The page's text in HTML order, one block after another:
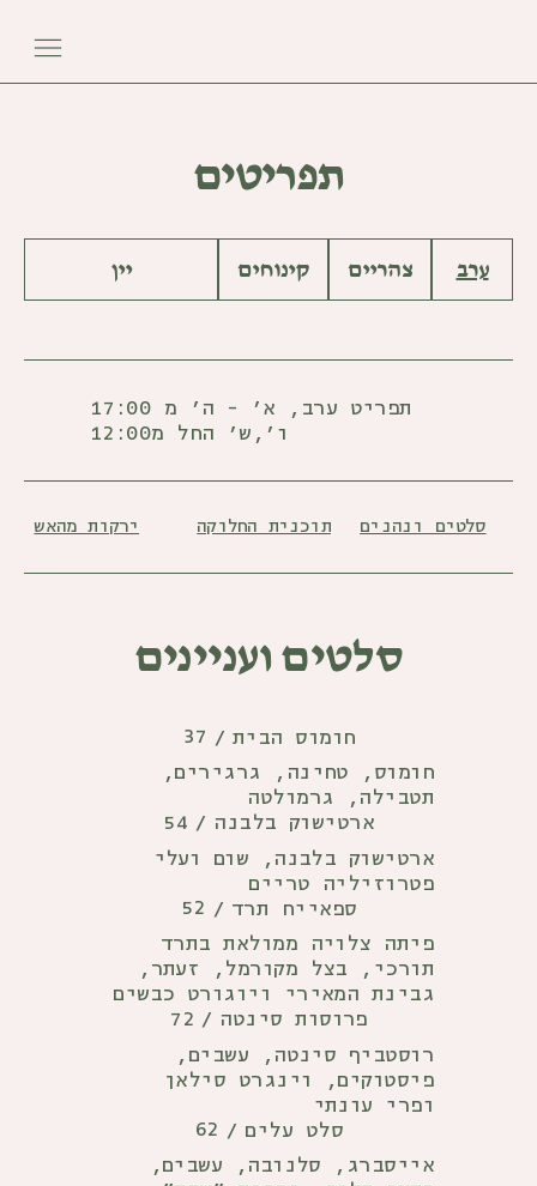
תפריטים
ערב צהריים יין קינוחים
תפריט ערב, א' - ה׳ מ 17:00
ו׳,ש׳ החל מ12:00
סלטים ועניינים
37 / חומוס הבית
חומוס, טחינה, גרגירים,
תטבילה, גרמולטה
54 / ארטישוק בלבנה
ארטישוק בלבנה, שום ועלי
פטרוזיליה טריים
52 / ספאייח תרד
פיתה צלויה ממולאת בתרד
תורכי, בצל מקורמל, זעתר,
גבינת המאירי ויוגורט כבשים
72 / פרוסות סינטה
רוסטביף סינטה, עשבים,
פיסטוקים, וינגרט סילאן
ופרי עונתי
62 / סלט עלים
אייסברג, סלנובה, עשבים,
ירקות מהאש תוכנית החלוקה